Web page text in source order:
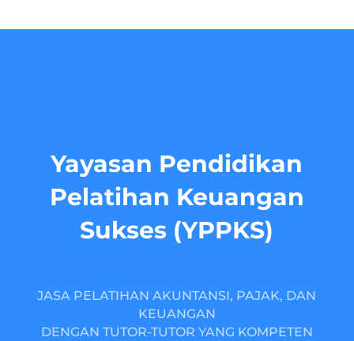
Yayasan Pendidikan
Pelatihan Keuangan
Sukses (YPPKS)
JASA PELATIHAN AKUNTANSI, PAJAK, DAN
KEUANGAN
DENGAN TUTOR-TUTOR YANG KOMPETEN